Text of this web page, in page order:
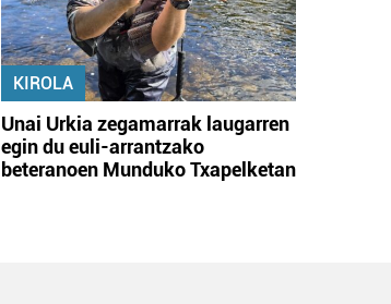
KIROLA
Unai Urkia zegamarrak laugarren
egin du euli-arrantzako
beteranoen Munduko Txapelketan